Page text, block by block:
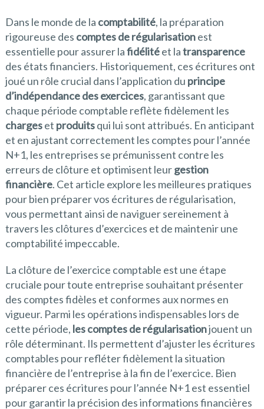
Dans le monde de la comptabilité, la préparation
rigoureuse des comptes de régularisationest
essentielle pour assurer lafidélitéet latransparence
des états financiers. Historiquement, ces écritures ont
joué un rôle crucial dans l’application du principe
d’indépendance des exercices, garantissant que
chaque période comptable reflète fidèlement les
chargeset produitsqui lui sont attribués. En anticipant
et en ajustant correctement les comptes pour l’année
N+1, les entreprises se prémunissent contre les
erreurs de clôture et optimisent leurgestion
financière. Cet article explore les meilleures pratiques
pour bien préparer vos écritures de régularisation,
vous permettant ainsi de naviguer sereinement à
travers les clôtures d’exercices et de maintenir une
comptabilité impeccable.
La clôture de l’exercice comptable est une étape
cruciale pour toute entreprise souhaitant présenter
des comptes fidèles et conformes aux normes en
vigueur. Parmi les opérations indispensables lors de
cette période, les comptes de régularisationjouent un
rôle déterminant. Ils permettent d’ajuster les écritures
comptables pour refléter fidèlement la situation
financière de l’entreprise à la fin de l’exercice. Bien
préparer ces écritures pour l’année N+1 est essentiel
pour garantir la précision des informations financières